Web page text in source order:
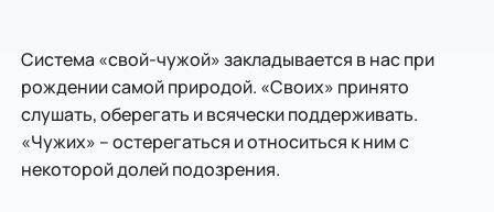
Система «свой-чужой» закладывается в нас при
рождении самой природой. «Своих» принято
слушать, оберегать и всячески поддерживать.
«Чужих» – остерегаться и относиться к ним с
некоторой долей подозрения.